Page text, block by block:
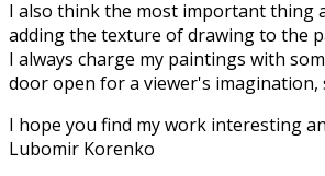
I also think the most important thing
adding the texture of drawing to the
I always charge my paintings with
door open for a viewer's imagination,
I hope you find my work interesting
Lubomir Korenko